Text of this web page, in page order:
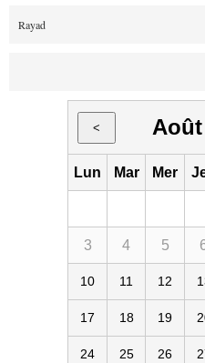
Rayad
< Août
Lun Mar Mer
3 4 5
10 11 12
17 18 19
24 25 26